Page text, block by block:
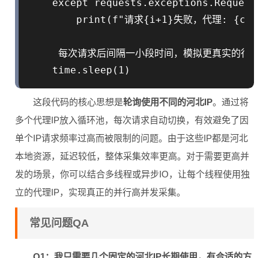
except
print(f"请求{i+1}失败，代理:
每次请求后间隔一小段时间，模拟更真实的行为
这段代码的核心思想是轮询使用不同的河北IP。通过将
多个代理IP放入循环池，每次请求自动切换，有效避免了因
单个IP请求频率过高而被限制的问题。由于这些IP都是河北
本地资源，延迟较低，整体采集效率更高。对于需要更高并
发的场景，你可以结合多线程或异步IO，让每个线程使用独
立的代理IP，实现真正的并行高并发采集。
常见问题QA